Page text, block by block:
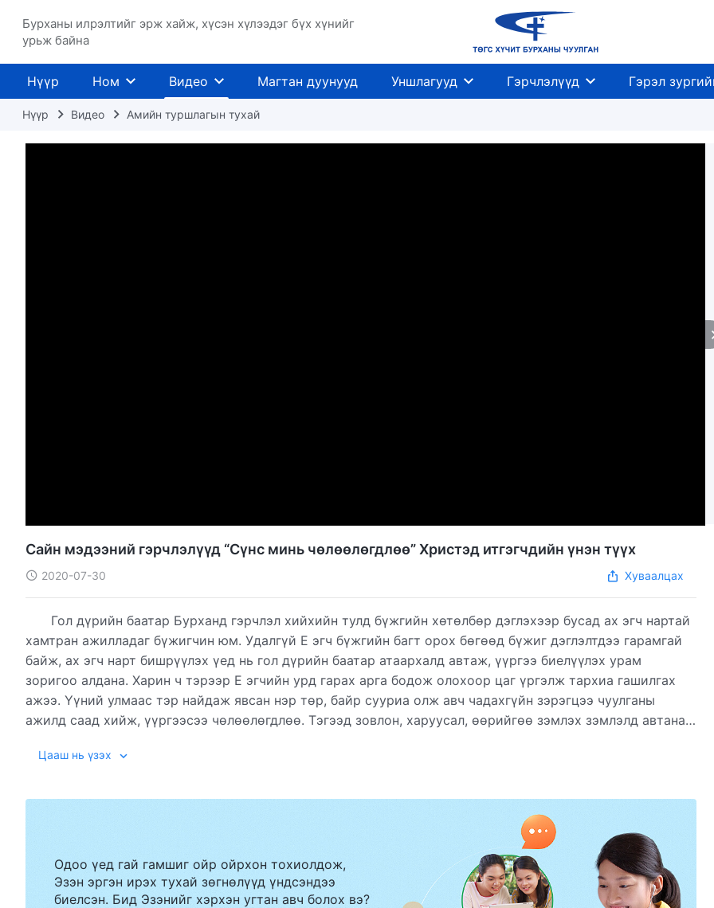
Бурханы илрэлтийг эрж хайж, хүсэн хүлээдэг бүх хүнийг
урьж байна
Нүүр Ном Видео Магтан дуунууд Уншлагууд Гэрчлэлүүд Гэрэл
Нүүр Видео Амийн туршлагын тухай
Сайн мэдээний гэрчлэлүүд “Сүнс минь чөлөөлөгдлөө” Христэд итгэгчдийн үнэн түүх
2020-07-30 Хуваалцах
Гол дүрийн баатар Бурханд гэрчлэл хийхийн тулд бүжгийн хөтөлбөр дэглэхээр бусад ах эгч нартай
хамтран ажилладаг бүжигчин юм. Удалгүй Е эгч бүжгийн багт орох бөгөөд бүжиг дэглэлтдээ гарамгай
байж, ах эгч нарт бишрүүлэх үед нь гол дүрийн баатар атаархалд автаж, үүргээ биелүүлэх урам
зоригоо алдана. Харин ч тэрээр Е эгчийн урд гарах арга бодож олохоор цаг үргэлж тархиа гашилгах
ажээ. Үүний улмаас тэр найдаж явсан нэр төр, байр сууриа олж авч чадахгүйн зэрэгцээ чуулганы
ажилд саад хийж, үүргээсээ чөлөөлөгдлөө. Тэгээд зовлон, харуусал, өөрийгөө зэмлэх зэмлэлд автана.
хэрхэн өөрчилж, сүнслэг эрх чөлөөг олж авах бол? Энэ талаар олж мэдэхийг хүсвэл “Сүнс минь
Цааш нь үзэх
Одоо үед гай гамшиг ойр ойрхон тохиолдож,
Эзэн эргэн ирэх тухай зөгнөлүүд үндсэндээ
биелсэн. Бид Эзэнийг хэрхэн угтан авч болох вэ?